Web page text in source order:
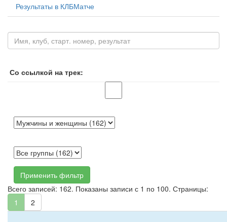
Результаты в КЛБМатче
Со ссылкой на трек:
Применить фильтр
Всего записей: 162. Показаны записи с 1 по 100. Страницы:
1
2